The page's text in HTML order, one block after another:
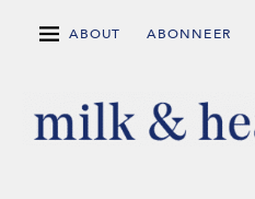
ABOUT ABONNEER